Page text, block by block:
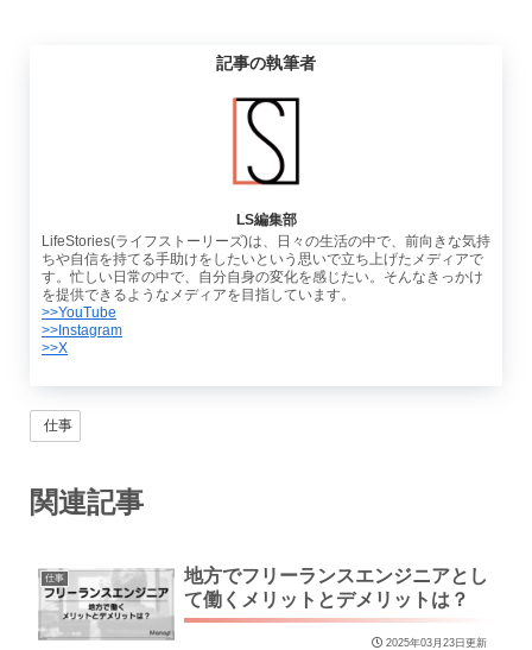
記事の執筆者
LS編集部
LifeStories(ライフストーリーズ)は、日々の生活の中で、前向きな気持
ちや自信を持てる手助けをしたいという思いで立ち上げたメディアで
す。忙しい日常の中で、自分自身の変化を感じたい。そんなきっかけ
を提供できるようなメディアを目指しています。
>>YouTube
>>Instagram
>>X
仕事
関連記事
仕事
地方でフリーランスエンジニアとし
て働くメリットとデメリットは？
2025年03月23日更新